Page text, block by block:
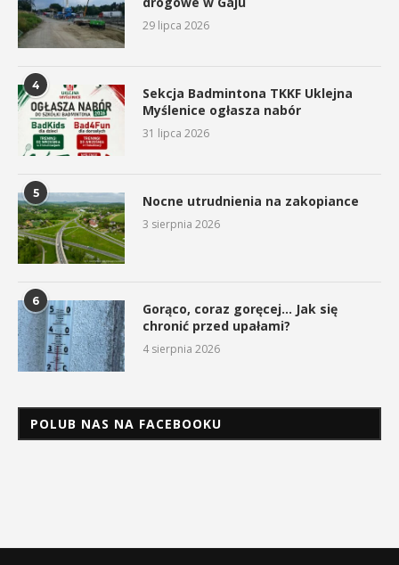
29 lipca 2026
4
Sekcja Badmintona TKKF Uklejna
Myślenice ogłasza nabór
31 lipca 2026
5 Nocne utrudnienia na zakopiance
3 sierpnia 2026
6
Gorąco, coraz goręcej… Jak się
chronić przed upałami?
4 sierpnia 2026
POLUB NAS NA FACEBOOKU